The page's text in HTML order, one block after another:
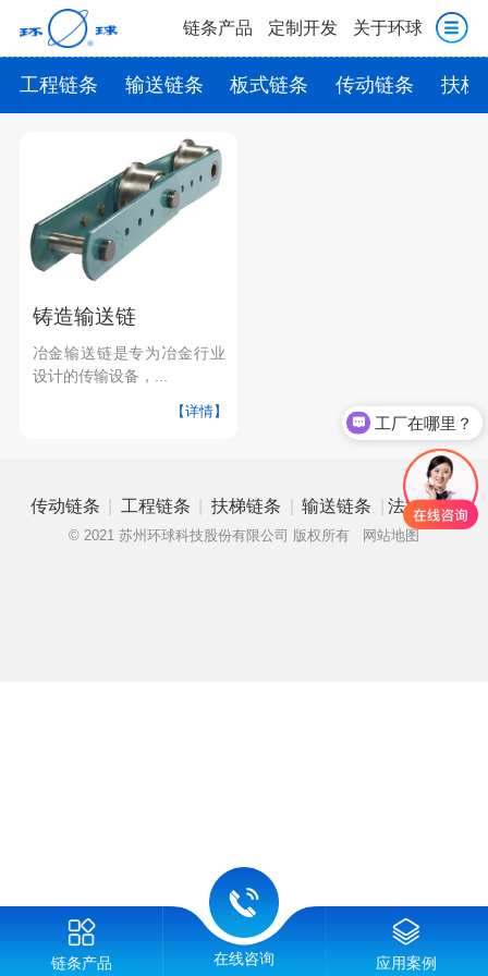
链条产品 定制开发 关于环球
工程链条 输送链条 板式链条 传动链条 扶梯
铸造输送链
冶金输送链是专为冶金行业
设计的传输设备，...
【详情】
传动链条 | 工程链条 | 扶梯链条 | 输送链条 | 法律申明
© 2021 苏州环球科技股份有限公司 版权所有 网站地图
链条产品 在线咨询 应用案例
工厂在哪里？